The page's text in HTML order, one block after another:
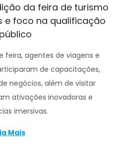
da feira de turismo
e foco na qualificação
feira, agentes de viagens e
de capacitações,
negócios, além de visitar
ativações inovadoras e
imersivas.
Mais